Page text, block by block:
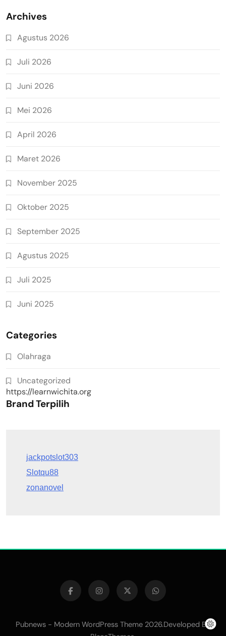
Archives
Agustus 2026
Juli 2026
Juni 2026
Mei 2026
April 2026
Maret 2026
November 2025
Oktober 2025
September 2025
Agustus 2025
Juli 2025
Juni 2025
Categories
Olahraga
Uncategorized
https://learnwichita.org
Brand Terpilih
Slotqu88
zonanovel
Pubnews - Modern WordPress Theme 2026.Developed By